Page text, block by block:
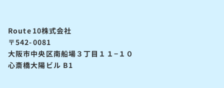
Route10株式会社
〒542-0081
大阪市中央区南船場３丁目１１−１０
心斎橋大陽ビル B1